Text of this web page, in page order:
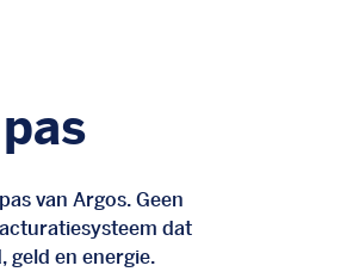
van Argos. Geen
dat
geld en energie.